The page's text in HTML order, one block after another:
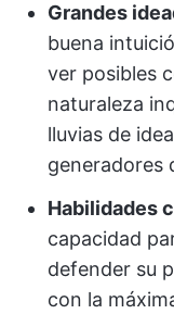
Grandes
buena
ver posibles
naturaleza
lluvias de
generadores
Habilidades
capacidad
defender su
con la